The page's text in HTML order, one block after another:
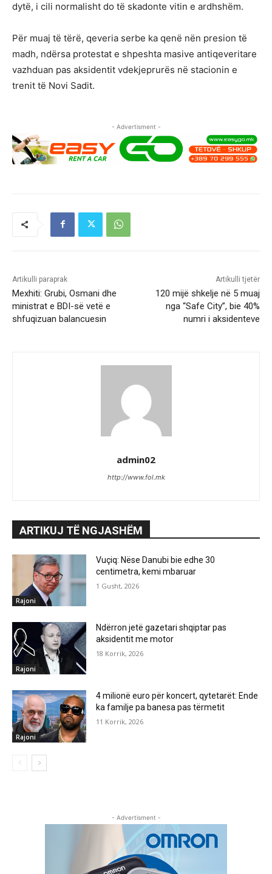
dytë, i cili normalisht do të skadonte vitin e ardhshëm.
Për muaj të tërë, qeveria serbe ka qenë nën presion të
madh, ndërsa protestat e shpeshta masive antiqeveritare
vazhduan pas aksidentit vdekjeprurës në stacionin e
trenit të Novi Sadit.
- Advertisment -
Artikulli paraprak
Mexhiti: Grubi, Osmani dhe
ministrat e BDI-së vetë e
shfuqizuan balancuesin
Artikulli tjetër
120 mijë shkelje në 5 muaj
nga “Safe City”, bie 40%
numri i aksidenteve
admin02
http://www.fol.mk
ARTIKUJ TË NGJASHËM
Rajoni
Vuçiq: Nëse Danubi bie edhe 30
centimetra, kemi mbaruar
1 Gusht, 2026
Rajoni
Ndërron jetë gazetari shqiptar pas
aksidentit me motor
18 Korrik, 2026
Rajoni
4 milionë euro për koncert, qytetarët: Ende
ka familje pa banesa pas tërmetit
11 Korrik, 2026
- Advertisment -